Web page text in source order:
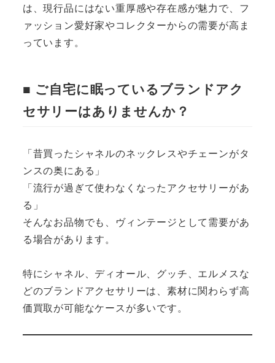
は、現行品にはない重厚感や存在感が魅力で、フ
ァッション愛好家やコレクターからの需要が高ま
っています。
■ ご自宅に眠っているブランドアク
セサリーはありませんか？
「昔買ったシャネルのネックレスやチェーンがタ
ンスの奥にある」
「流行が過ぎて使わなくなったアクセサリーがあ
る」
そんなお品物でも、ヴィンテージとして需要があ
る場合があります。
特にシャネル、ディオール、グッチ、エルメスな
どのブランドアクセサリーは、素材に関わらず高
価買取が可能なケースが多いです。